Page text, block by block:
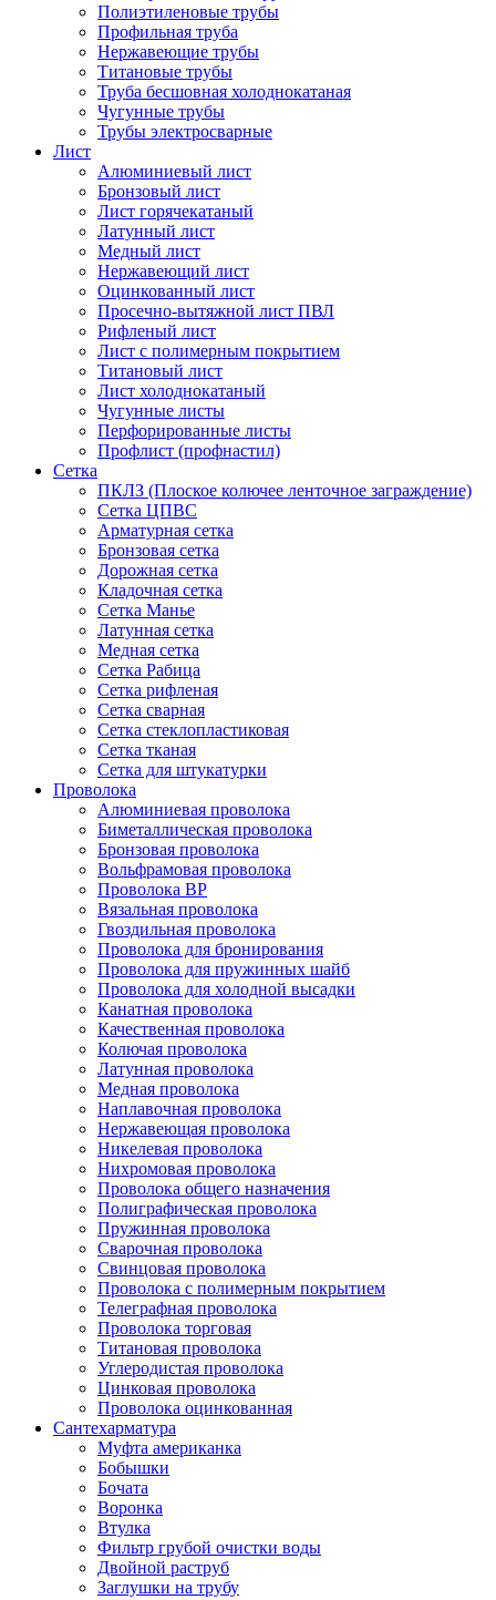
Полиэтиленовые трубы
Профильная труба
Нержавеющие трубы
Титановые трубы
Труба бесшовная холоднокатаная
Чугунные трубы
Трубы электросварные
Лист
Алюминиевый лист
Бронзовый лист
Лист горячекатаный
Латунный лист
Медный лист
Нержавеющий лист
Оцинкованный лист
Просечно-вытяжной лист ПВЛ
Рифленый лист
Лист с полимерным покрытием
Титановый лист
Лист холоднокатаный
Чугунные листы
Перфорированные листы
Профлист (профнастил)
Сетка
ПКЛЗ (Плоское колючее ленточное заграждение)
Сетка ЦПВС
Арматурная сетка
Бронзовая сетка
Дорожная сетка
Кладочная сетка
Сетка Манье
Латунная сетка
Медная сетка
Сетка Рабица
Сетка рифленая
Сетка сварная
Сетка стеклопластиковая
Сетка тканая
Сетка для штукатурки
Проволока
Алюминиевая проволока
Биметаллическая проволока
Бронзовая проволока
Вольфрамовая проволока
Проволока ВР
Вязальная проволока
Гвоздильная проволока
Проволока для бронирования
Проволока для пружинных шайб
Проволока для холодной высадки
Канатная проволока
Качественная проволока
Колючая проволока
Латунная проволока
Медная проволока
Наплавочная проволока
Нержавеющая проволока
Никелевая проволока
Нихромовая проволока
Проволока общего назначения
Полиграфическая проволока
Пружинная проволока
Сварочная проволока
Свинцовая проволока
Проволока с полимерным покрытием
Телеграфная проволока
Проволока торговая
Титановая проволока
Углеродистая проволока
Цинковая проволока
Проволока оцинкованная
Сантехарматура
Муфта американка
Бобышки
Бочата
Воронка
Втулка
Фильтр грубой очистки воды
Двойной раструб
Заглушки на трубу